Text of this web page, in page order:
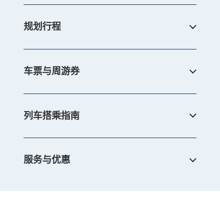
规划行程
车票与周游券
列车搭乘指南
服务与优惠